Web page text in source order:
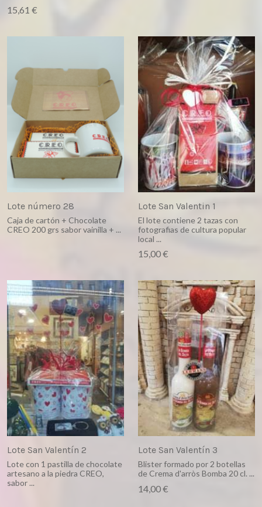
15,61 €
Lote número 28
Caja de cartón + Chocolate
CREO 200 grs sabor vainilla + ...
Lote San Valentin 1
El lote contiene 2 tazas con
fotografias de cultura popular
local ...
15,00 €
Lote San Valentín 2
Lote con 1 pastilla de chocolate
artesano a la piedra CREO,
sabor ...
Lote San Valentín 3
Blister formado por 2 botellas
de Crema d'arròs Bomba 20 cl. ...
14,00 €